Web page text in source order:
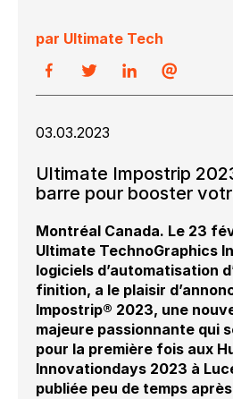
par Ultimate Tech
03.03.2023
Ultimate Impostrip
barre pour booster
Montréal Canada. Le 23
Ultimate TechnoGraphics
logiciels d’automatisation
finition, a le plaisir
Impostrip® 2023, une
majeure passionnante qui
pour la première fois aux
Innovationdays 2023 à
publiée peu de temps